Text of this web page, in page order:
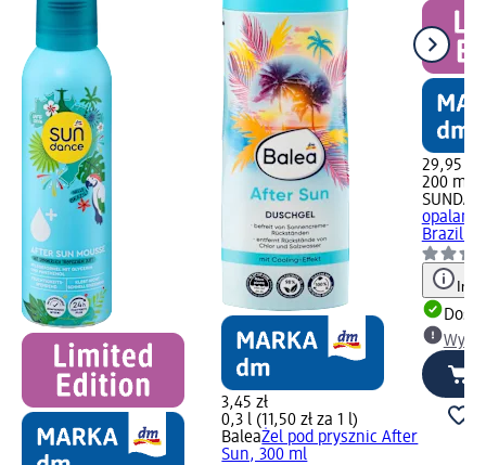
3,45 zł
0,3 l (11,50 zł za 1 l)
BaleaŻel pod prysznic After
Sun, 300 ml
29,95 zł
200 ml
opalania
Brazil!,